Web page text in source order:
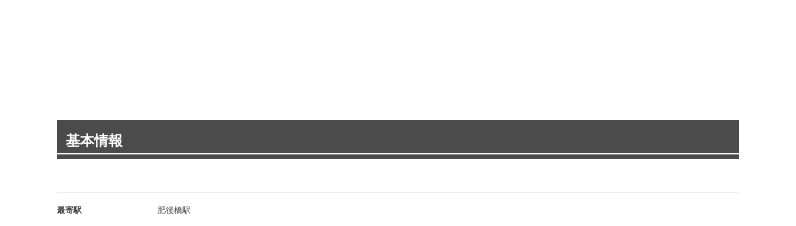
基本情報
最寄駅 肥後橋駅